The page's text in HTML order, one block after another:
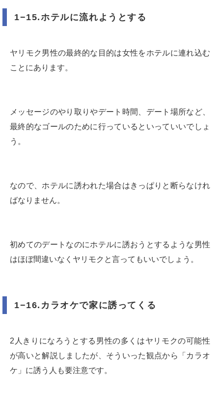
1−15.ホテルに流れようとする
ヤリモク男性の最終的な目的は女性をホテルに連れ込む
ことにあります。
メッセージのやり取りやデート時間、デート場所など、
最終的なゴールのために行っているといっていいでしょ
う。
なので、ホテルに誘われた場合はきっぱりと断らなけれ
ばなりません。
初めてのデートなのにホテルに誘おうとするような男性
はほぼ間違いなくヤリモクと言ってもいいでしょう。
1−16.カラオケで家に誘ってくる
2人きりになろうとする男性の多くはヤリモクの可能性
が高いと解説しましたが、そういった観点から「カラオ
ケ」に誘う人も要注意です。